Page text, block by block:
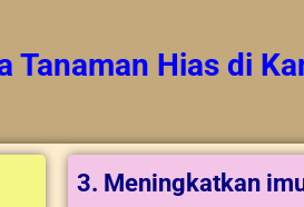
Tanaman Hias di
3. Meningkatkan